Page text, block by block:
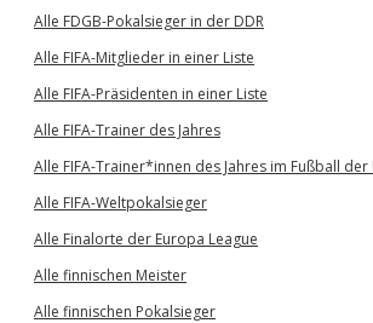
Alle FDGB-Pokalsieger in der DDR
Alle FIFA-Mitglieder in einer Liste
Alle FIFA-Präsidenten in einer Liste
Alle FIFA-Trainer des Jahres
Alle FIFA-Trainer*innen des Jahres im Fußball der
Alle FIFA-Weltpokalsieger
Alle Finalorte der Europa League
Alle finnischen Meister
Alle finnischen Pokalsieger